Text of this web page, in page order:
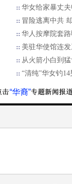
华女给家暴丈
冒险逃离中共
华人按摩院套
美驻华使馆连
从火箭小白到
“清纯”华女钓
“华裔”